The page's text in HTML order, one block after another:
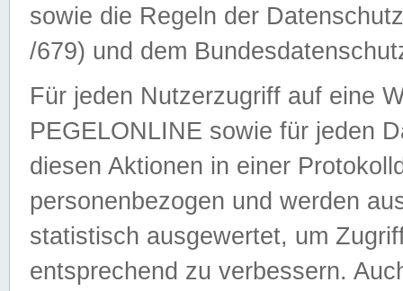
sowie die Regeln der
/679) und dem
Für jeden Nutzerzugriff auf eine
PEGELONLINE sowie für jeden
diesen Aktionen in einer
personenbezogen und werden
statistisch ausgewertet, um
entsprechend zu verbessern.